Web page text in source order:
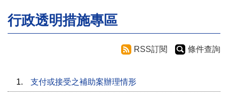
行政透明措施專區
RSS訂閱 條件查詢
1. 支付或接受之補助案辦理情形